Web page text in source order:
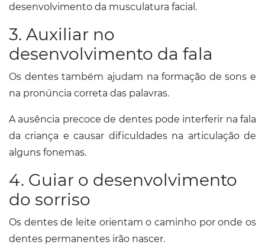
desenvolvimento da musculatura facial.
3. Auxiliar no
desenvolvimento da fala
Os dentes também ajudam na formação de sons e
na pronúncia correta das palavras.
A ausência precoce de dentes pode interferir na fala
da criança e causar dificuldades na articulação de
alguns fonemas.
4. Guiar o desenvolvimento
do sorriso
Os dentes de leite orientam o caminho por onde os
dentes permanentes irão nascer.